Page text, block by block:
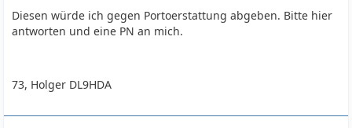
Diesen würde ich gegen Portoerstattung abgeben. Bitte hier
antworten und eine PN an mich.
73, Holger DL9HDA